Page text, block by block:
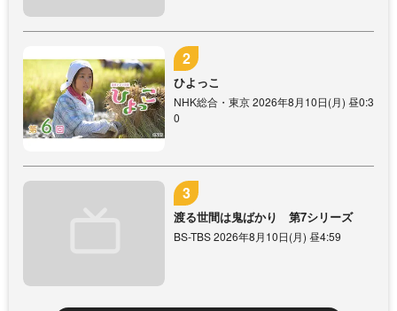
ひよっこ
NHK総合・東京 2026年8月10日(月) 昼0:3
0
渡る世間は鬼ばかり 第7シリーズ
BS-TBS 2026年8月10日(月) 昼4:59